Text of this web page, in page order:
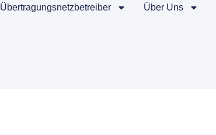
Übertragungsnetzbetreiber Über Uns